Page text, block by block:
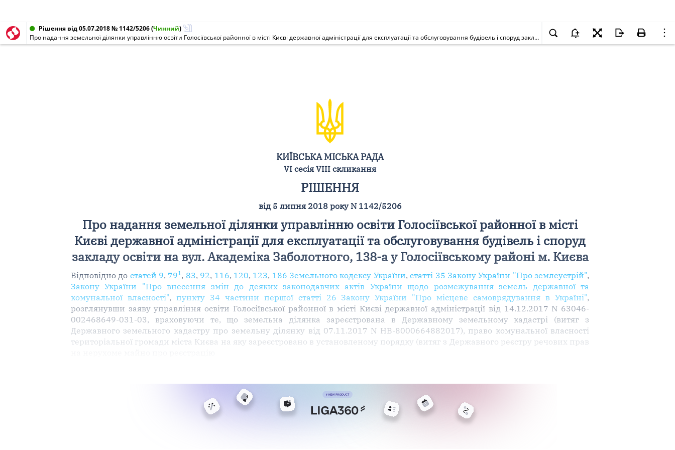
Рішення від 05.07.2018 № 1142/5206(Чинний)
Про надання земельної ділянки управлінню освіти Голосіївської районної в місті Києві державної адміністрації для експлуатації та обслуговування будівель і споруд закладу освіти на вул. Академіка Заболотного, 138-а у Голосіївському районі м. Києва
КИЇВСЬКА МІСЬКА РАДА
VI сесія VIII скликання
РІШЕННЯ
від 5 липня 2018 року N 1142/5206
Про надання земельної ділянки управлінню освіти Голосіївської районної в місті
Києві державної адміністрації для експлуатації та обслуговування будівель і споруд
закладу освіти на вул. Академіка Заболотного, 138-а у Голосіївському районі м. Києва
Відповідно до статей 9, 791 , 83, 92, 116, 120, 123, 186 Земельного кодексу України,статті 35 Закону України "Про землеустрій",
Закону України "Про внесення змін до деяких законодавчих актів України щодо розмежування земель державної та
комунальної власності", пункту 34 частини першої статті 26 Закону України "Про місцеве самоврядування в Україні",
розглянувши заяву управління освіти Голосіївської районної в місті Києві державної адміністрації від 14.12.2017 N 63046-
002468649-031-03, враховуючи те, що земельна ділянка зареєстрована в Державному земельному кадастрі (витяг з
Державного земельного кадастру про земельну ділянку від 07.11.2017 N НВ-8000664882017), право комунальної власності
територіальної громади міста Києва на яку зареєстровано в установленому порядку (витяг з Державного реєстру речових прав